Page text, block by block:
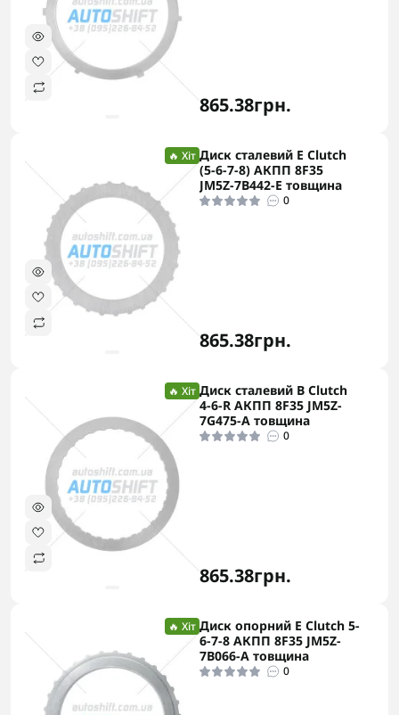
865.38грн.
🔥 Хіт Диск сталевий E Clutch
(5-6-7-8) АКПП 8F35
JM5Z-7B442-E товщина
0
865.38грн.
🔥 Хіт Диск сталевий B Clutch
4-6-R АКПП 8F35 JM5Z-
7G475-A товщина
0
865.38грн.
🔥 Хіт Диск опорний E Clutch 5-
6-7-8 АКПП 8F35 JM5Z-
7B066-A товщина
0